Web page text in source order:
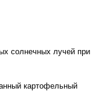
солнечных лучей при
картофельный